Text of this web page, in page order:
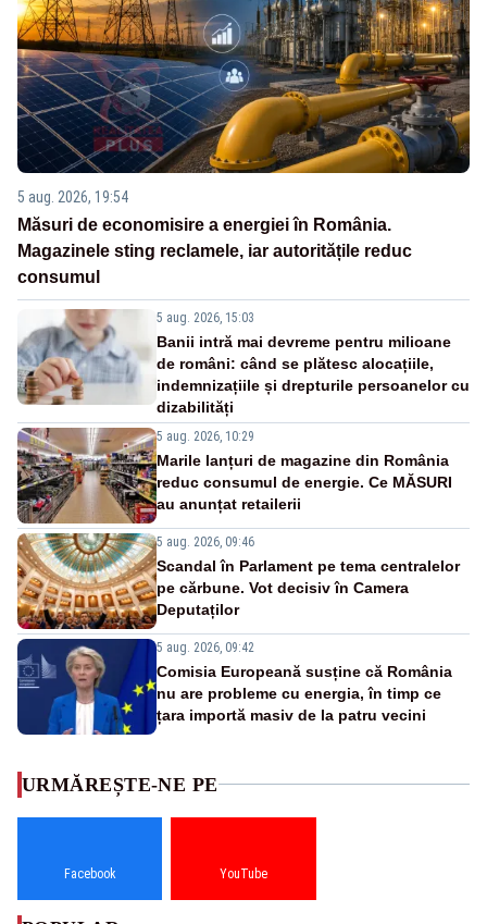
5 aug. 2026, 19:54
Măsuri de economisire a energiei în România.
Magazinele sting reclamele, iar autoritățile reduc
consumul
5 aug. 2026, 15:03
Banii intră mai devreme pentru milioane
de români: când se plătesc alocațiile,
indemnizațiile și drepturile persoanelor cu
dizabilități
5 aug. 2026, 10:29
Marile lanțuri de magazine din România
reduc consumul de energie. Ce MĂSURI
au anunțat retailerii
5 aug. 2026, 09:46
Scandal în Parlament pe tema centralelor
pe cărbune. Vot decisiv în Camera
Deputaților
5 aug. 2026, 09:42
Comisia Europeană susține că România
nu are probleme cu energia, în timp ce
țara importă masiv de la patru vecini
URMĂREȘTE-NE PE
Facebook YouTube